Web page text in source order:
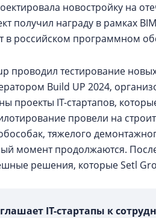
новостройку на
получил награду в рамках
в российском программном
проводил тестирование
Build UP 2024,
проекты IT-стартапов,
провели на
тяжелого
момент продолжаются.
решения, которые Setl
IT-стартапы к